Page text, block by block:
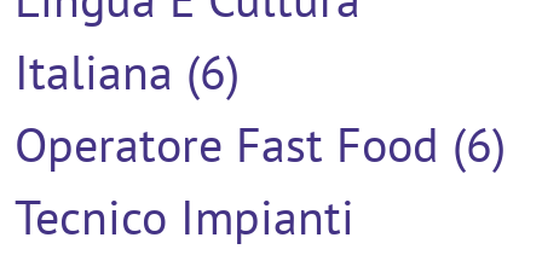
Italiana (6)
Operatore Fast Food (6)
Tecnico Impianti